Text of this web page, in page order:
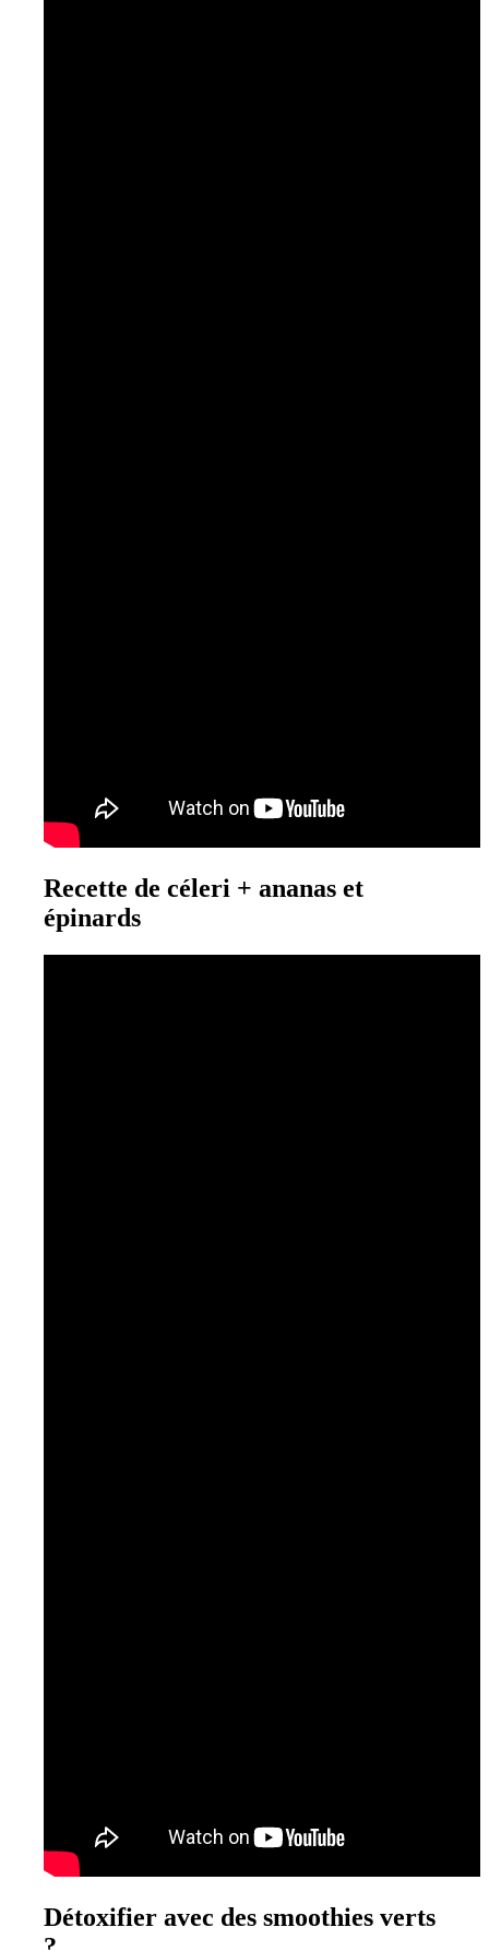
Recette de céleri + ananas et
épinards
Détoxifier avec des smoothies verts